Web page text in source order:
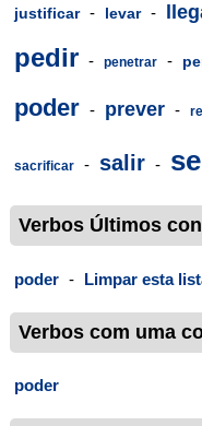
justificar - levar -
pedir - penetrar -
poder - prever -
sacrificar - salir -
Verbos Últimos
poder - Limpar esta
Verbos com uma
poder